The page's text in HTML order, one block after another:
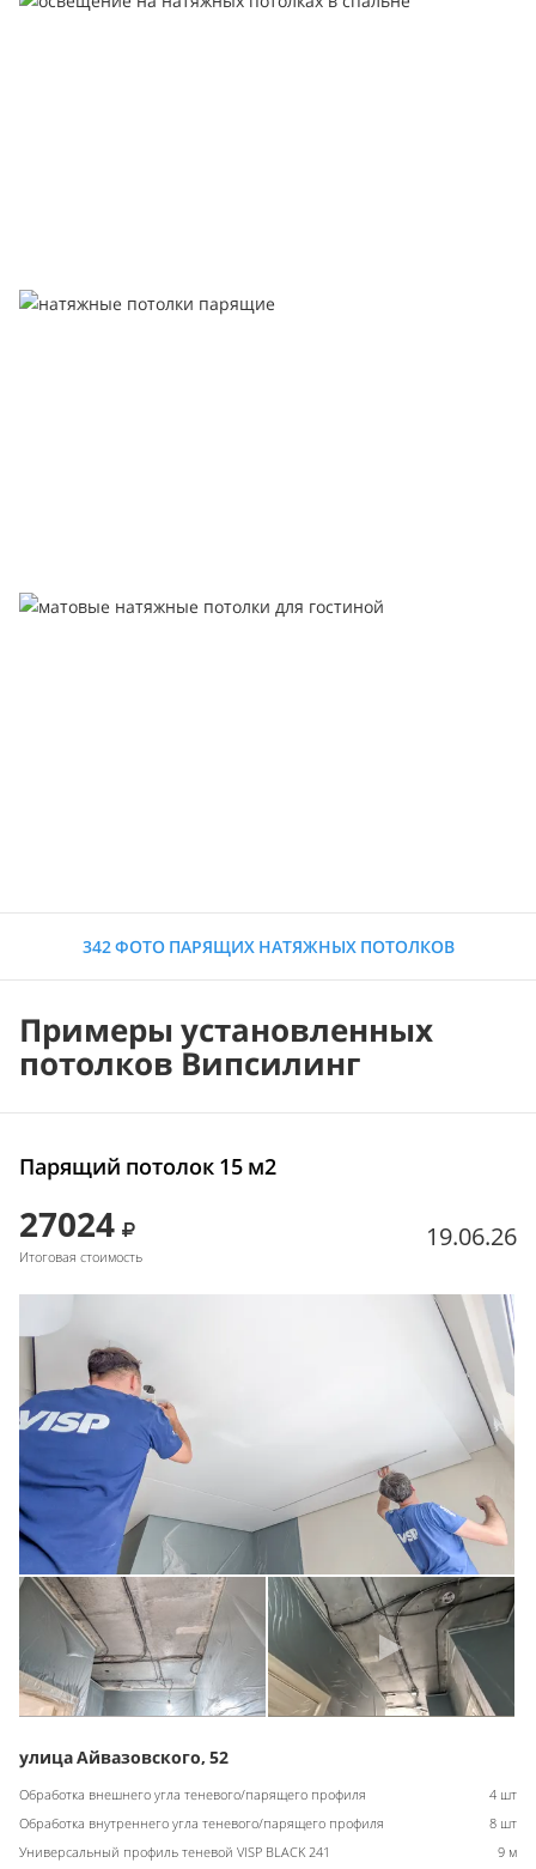
342 ФОТО ПАРЯЩИХ НАТЯЖНЫХ ПОТОЛКОВ
Примеры установленных
потолков Випсилинг
Парящий потолок 15 м2
27024
Итоговая стоимость
19.06.26
улица Айвазовского, 52
Обработка внешнего угла теневого/парящего профиля
4 шт
Обработка внутреннего угла теневого/парящего профиля
8 шт
Универсальный профиль теневой VISP BLACK 241
9 м